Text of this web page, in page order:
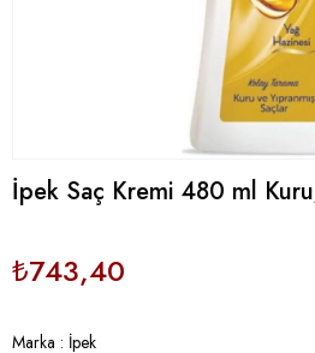
İpek Saç Kremi 480 ml
₺743,40
Marka : İpek